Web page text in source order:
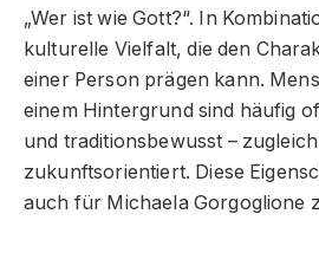
„Wer ist wie Gott?“. In
kulturelle Vielfalt, die den
einer Person prägen kann.
einem Hintergrund sind häufig
und traditionsbewusst –
zukunftsorientiert. Diese
auch für Michaela Gorgoglione